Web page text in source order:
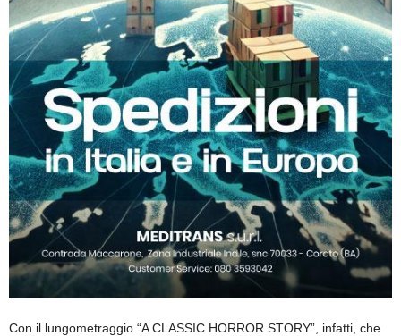
Con il lungometraggio “A CLASSIC HORROR STORY”, infatti, che